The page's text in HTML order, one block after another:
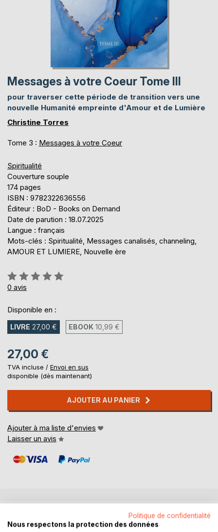
Messages à votre Coeur Tome III
pour traverser cette période de transition vers une
nouvelle Humanité empreinte d'Amour et de Lumière
Christine Torres
Tome 3 : Messages à votre Coeur
Spiritualité
Couverture souple
174 pages
ISBN : 9782322636556
Éditeur : BoD - Books on Demand
Date de parution : 18.07.2025
Langue : français
Mots-clés : Spiritualité, Messages canalisés, channeling,
AMOUR ET LUMIERE, Nouvelle ère
Évaluation:
0%
0 avis
Disponible en :
LIVRE 27,00 € EBOOK 10,99 €
27,00 €
TVA incluse / Envoi en sus
disponible (dès maintenant)
AJOUTER AU PANIER
Ajouter à ma liste d'envies
Laisser un avis
Politique de confidentialité
Nous respectons la protection des données